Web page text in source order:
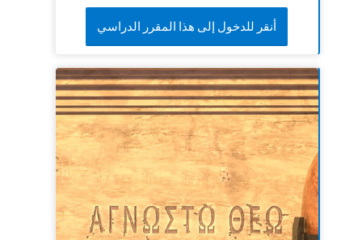
أنقر للدخول إلى هذا المقرر الدراسي